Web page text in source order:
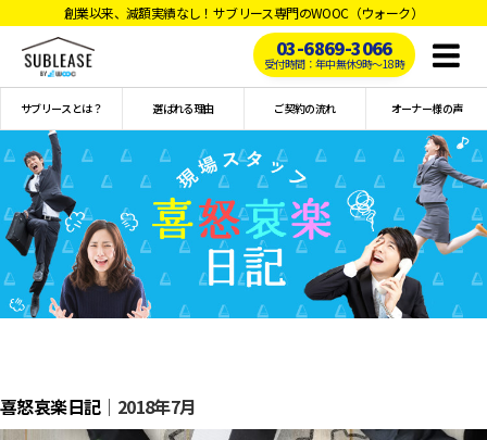
創業以来、減額実績なし！サブリース専門のWOOC（ウォーク）
03-6869-3066
受付時間：年中無休9時〜18時
サブリースとは？ 選ばれる理由 ご契約の流れ オーナー様の声
喜怒哀楽日記｜2018年7月